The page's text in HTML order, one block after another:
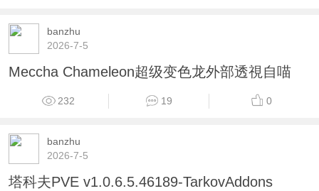
banzhu
2026-7-5
Meccha Chameleon超级变色龙外部透視自喵
232 19 0
banzhu
2026-7-5
塔科夫PVE v1.0.6.5.46189-TarkovAddons